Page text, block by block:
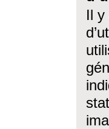
Il y